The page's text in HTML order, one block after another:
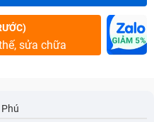
sửa chữa